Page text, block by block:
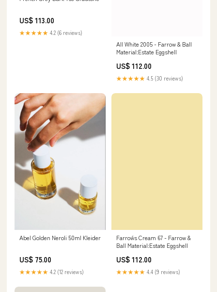
US$ 113.00
★★★★★ 4.2 (6 reviews)
All White 2005 - Farrow & Ball
Material:Estate Eggshell
US$ 112.00
★★★★★ 4.5 (30 reviews)
Abel Golden Neroli 50ml Kleider
US$ 75.00
★★★★★ 4.2 (12 reviews)
Farrow´s Cream 67 - Farrow &
Ball Material:Estate Eggshell
US$ 112.00
★★★★★ 4.4 (9 reviews)